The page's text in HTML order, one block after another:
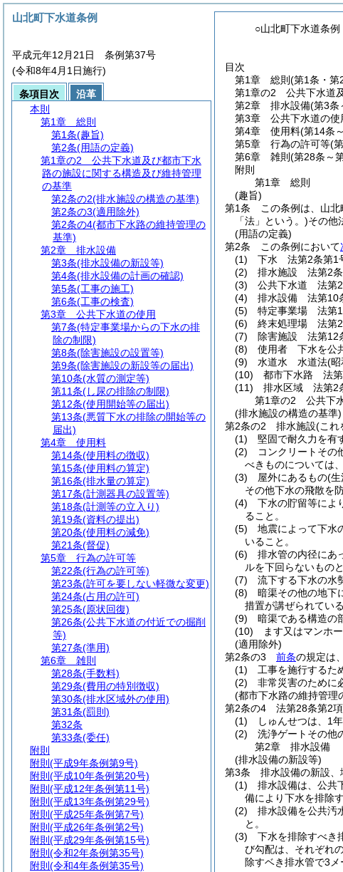
○山北町下水道条例
目次
第1章
総則 (第1条・第
第1章の2
公共下水道
第2章
排水設備(第3条
第3章
公共下水道の使
第4章
使用料(第14条
第5章
行為の許可等(
第6章
雑則 (第28条～
附則
第1章
総則
(趣旨)
第1条
この条例は、山北
「法」という。)その他
(用語の定義)
第2条
この条例において
(1)
下水 法第2条第1
(2)
排水施設 法第2条
(3)
公共下水道 法第2
(4)
排水設備 法第10
(5)
特定事業場 法第
(6)
終末処理場 法第2
(7)
除害施設 法第12
(8)
使用者 下水を公
(9)
水道水 水道法(昭
(10)
都市下水路 法第
(11)
排水区域 法第2
第1章の2
公共下
(排水施設の構造の基準)
第2条の2
排水施設(これ
(1)
堅固で耐久力を有
(2)
コンクリートその
べきものについては
(3)
屋外にあるもの(生
その他下水の飛散を
(4)
下水の貯留等によ
ること。
(5)
地震によって下水
いること。
(6)
排水管の内径にあ
ルを下回らないもの
(7)
流下する下水の水
(8)
暗渠その他の地下
措置が講ぜられている
(9)
暗渠である構造の
(10)
ます又はマンホ
(適用除外)
第2条の3
前条の規定は
(1)
工事を施行するた
(2)
非常災害のために
(都市下水路の維持管理
第2条の4
法第28条第2
(1)
しゅんせつは、1
(2)
洗浄ゲートその他
第2章
排水設備
(排水設備の新設等)
第3条
排水設備の新設
(1)
排水設備は、公共
備により下水を排除
(2)
排水設備を公共汚
と。
(3)
下水を排除すべき
び勾配は、それぞれ
除すベき排水管で3
山北町下水道条例
平成元年12月21日 条例第37号
(令和8年4月1日施行)
条項目次
沿革
本則
第1章
総則
第1条(趣旨)
第2条(用語の定義)
第1章の2
公共下水道及び都市下水
路の施設に関する構造及び維持管理
の基準
第2条の2(排水施設の構造の基準)
第2条の3(適用除外)
第2条の4(都市下水路の維持管理の
基準)
第2章
排水設備
第3条(排水設備の新設等)
第4条(排水設備の計画の確認)
第5条(工事の施工)
第6条(工事の検査)
第3章
公共下水道の使用
第7条(特定事業場からの下水の排
除の制限)
第8条(除害施設の設置等)
第9条(除害施設の新設等の届出)
第10条(水質の測定等)
第11条(し尿の排除の制限)
第12条(使用開始等の届出)
第13条(悪質下水の排除の開始等の
届出)
第4章
使用料
第14条(使用料の徴収)
第15条(使用料の算定)
第16条(排水量の算定)
第17条(計測器具の設置等)
第18条(計測等の立入り)
第19条(資料の提出)
第20条(使用料の減免)
第21条(督促)
第5章
行為の許可等
第22条(行為の許可等)
第23条(許可を要しない軽微な変更)
第24条(占用の許可)
第25条(原状回復)
第26条(公共下水道の付近での掘削
等)
第27条(準用)
第6章
雑則
第28条(手数料)
第29条(費用の特別徴収)
第30条(排水区域外の使用)
第31条(罰則)
第32条
第33条(委任)
附則
附則 (平成9年条例第9号)
附則 (平成10年条例第20号)
附則 (平成12年条例第11号)
附則 (平成13年条例第29号)
附則 (平成25年条例第7号)
附則 (平成26年条例第2号)
附則 (平成29年条例第15号)
附則 (令和2年条例第35号)
附則 (令和4年条例第35号)